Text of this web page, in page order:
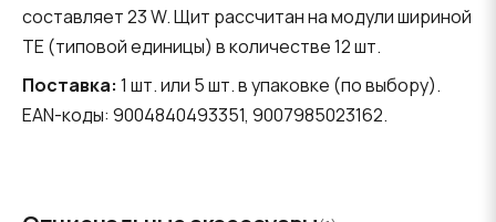
составляет 23 W. Щит рассчитан на модули шириной
TE (типовой единицы) в количестве 12 шт.
Поставка: 1 шт. или 5 шт. в упаковке (по выбору).
EAN-коды: 9004840493351, 9007985023162.